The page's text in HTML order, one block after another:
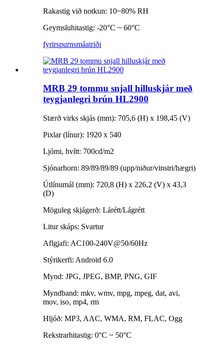
Rakastig við notkun: 10~80% RH
Geymsluhitastig: -20°C ~ 60°C
fyrirspurnsmáatriði
MRB 29 tommu snjall hilluskjár með
teygjanlegri brún HL2900
Stærð virks skjás (mm): 705,6 (H) x 198,45 (V)
Pixlar (línur): 1920 x 540
Ljómi, hvítt: 700cd/m2
Sjónarhorn: 89/89/89/89 (upp/niður/vinstri/hægri)
Útlínumál (mm): 720,8 (H) x 226,2 (V) x 43,3
(D)
Möguleg skjágerð: Lárétt/Lágrétt
Litur skáps: Svartur
Aflgjafi: AC100-240V@50/60Hz
Stýrikerfi: Android 6.0
Mynd: JPG, JPEG, BMP, PNG, GIF
Myndband: mkv, wmv, mpg, mpeg, dat, avi,
mov, iso, mp4, rm
Hljóð: MP3, AAC, WMA, RM, FLAC, Ogg
Rekstrarhitastig: 0°C ~ 50°C